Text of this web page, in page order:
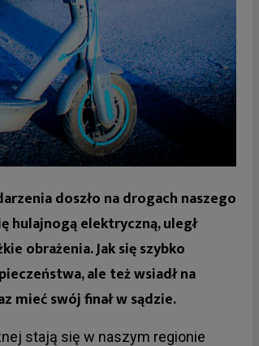
doszło na drogach naszego
hulajnogą elektryczną, uległ
obrażenia. Jak się szybko
ale też wsiadł na
mieć swój finał w sądzie.
stają się w naszym regionie